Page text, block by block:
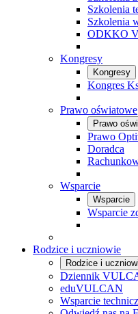
Szkolenia
Szkolenia
ODKKO
Kongresy
Kongresy
Kongres
Prawo oświatowe
Prawo
Prawo
Doradca
Wsparcie
Wsparcie
Wsparcie
Rodzice i uczniowie
Rodzice i
Dziennik
eduVULCAN
Wsparcie